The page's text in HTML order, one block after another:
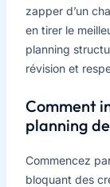
zapper d’un
en tirer le
planning
révision et
Comment
planning
Commencez
bloquant des